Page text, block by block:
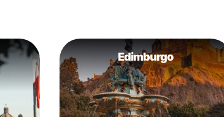
Edimburgo